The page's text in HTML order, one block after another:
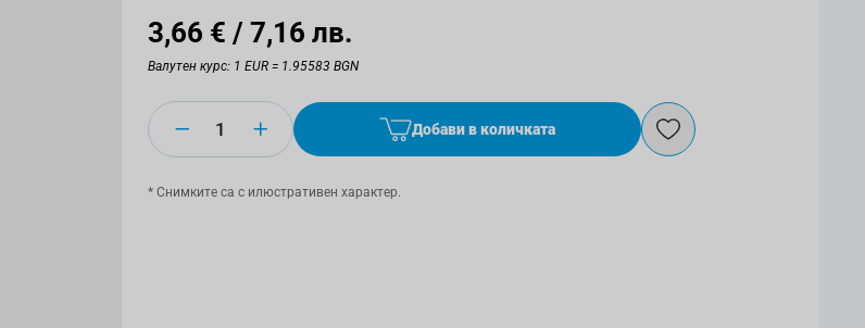
3,66 € / 7,16 лв.
Валутен курс: 1 EUR = 1.95583 BGN
Количество Добави в количката
* Снимките са с илюстративен характер.